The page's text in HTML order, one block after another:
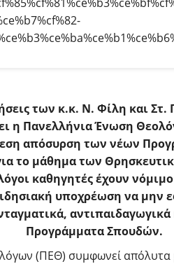
των κ.κ. Ν. Φίλη και Στ.
η Πανελλήνια Ένωση
απόσυρση των νέων
το μάθημα των
καθηγητές έχουν
υποχρέωση να μην
Προγράμματα Σπουδών.
(ΠΕΘ) συμφωνεί απόλυτα